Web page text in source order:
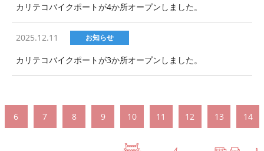
カリテコバイクポートが4か所オープンしました。
2025.12.11 お知らせ
カリテコバイクポートが3か所オープンしました。
6 7 8 9 10 11 12 13 14